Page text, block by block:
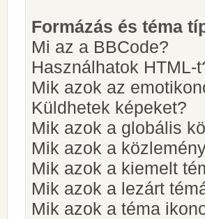
Formázás és téma
Mi az a BBCode?
Használhatok HTML-
Mik azok az
Küldhetek képeket?
Mik azok a globális
Mik azok a
Mik azok a kiemelt
Mik azok a lezárt
Mik azok a téma